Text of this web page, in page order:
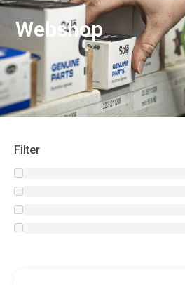
Webshop
Filter